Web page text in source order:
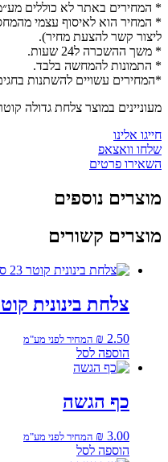
* המחירים באתר לא כוללים
* המחיר הוא לאיסוף עצמי
ליצור קשר להצעת מחיר).
* משך ההשכרה ל24 שעות.
* התמונות להמחשה בלבד.
*המחירים עשויים להשתנות
מעוניינים במוצר צלחת גדולה קוטר 27
חייגו אלינו
שלחו וואצאפ
השאירו פרטים
מוצרים נוספים
מוצרים קשורים
צלחת בינונית קוטר 23
₪ 2.50 המחיר לפני מע"מ
הוספה לסל
כף הגשה
₪ 3.00 המחיר לפני מע"מ
הוספה לסל